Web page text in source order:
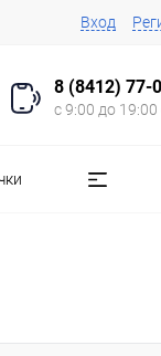
Вход
8 (8412) 77-
с 9:00 до